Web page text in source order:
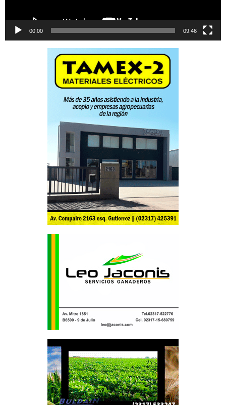
00:00 09:46